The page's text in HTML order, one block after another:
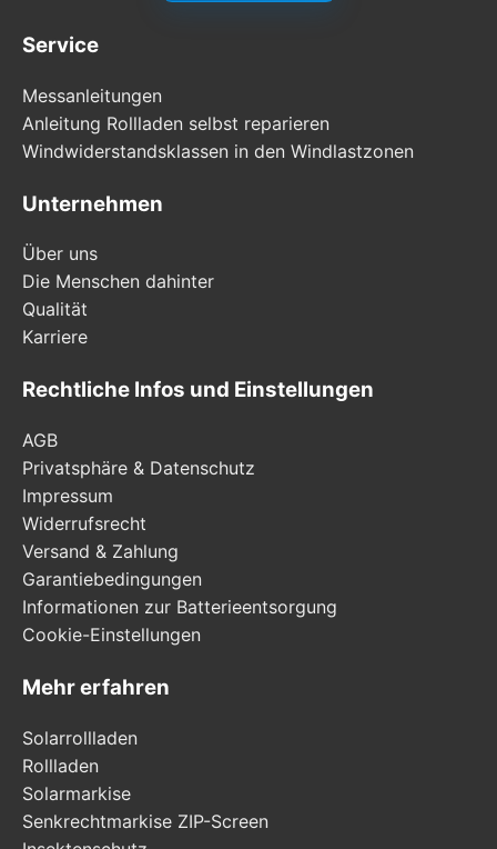
Service
Messanleitungen
Anleitung Rollladen selbst reparieren
Windwiderstandsklassen in den Windlastzonen
Unternehmen
Über uns
Die Menschen dahinter
Qualität
Karriere
Rechtliche Infos und Einstellungen
AGB
Privatsphäre & Datenschutz
Impressum
Widerrufsrecht
Versand & Zahlung
Garantiebedingungen
Informationen zur Batterieentsorgung
Cookie-Einstellungen
Mehr erfahren
Solarrollladen
Rollladen
Solarmarkise
Senkrechtmarkise ZIP-Screen